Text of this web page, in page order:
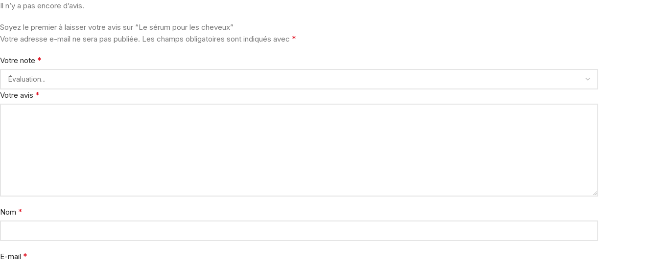
Il n’y a pas encore d’avis.
Soyez le premier à laisser votre avis sur “Le sérum pour les cheveux”
Votre adresse e-mail ne sera pas publiée. Les champs obligatoires sont indiqués avec *
Votre note *
Votre avis *
Nom *
E-mail *